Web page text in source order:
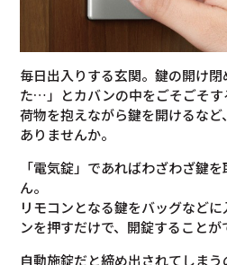
毎日出入りする玄関。鍵の開け
た…」とカバンの中をごそごそす
荷物を抱えながら鍵を開けるな
ありませんか。
「電気錠」であればわざわざ鍵
ん。
リモコンとなる鍵をバッグなど
ンを押すだけで、開錠することが
自動施錠だと締め出されてしま